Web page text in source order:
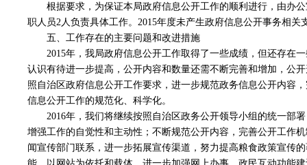
根据要求，为保证本局政府信息公开工作的顺利进行，由办
职人员2人负责具体工作。2015年度未产生政府信息公开事务相关
五、工作存在的主要问题和改进措施
2015年，我局政府信息公开工作取得了一些成绩，但还存在
认识有待进一步提高，公开内容和数量还需不断完善和增加，公
照自治区政府信息公开工作要求，进一步规范政务信息公开内容
信息公开工作的规范化、科学化。
2016年，我们将继续按照自治区政务公开领导小组的统一部
增强工作的自觉性和主动性；不断规范公开内容，完善公开工作
闻宣传部门联系，进一步拓展宣传渠道，努力提高粮食政策宣传